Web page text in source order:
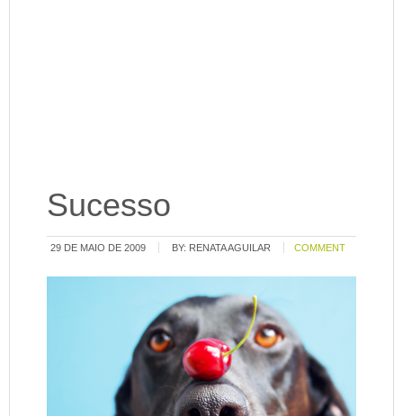
Sucesso
29 DE MAIO DE 2009 BY: RENATA AGUILAR COMMENT